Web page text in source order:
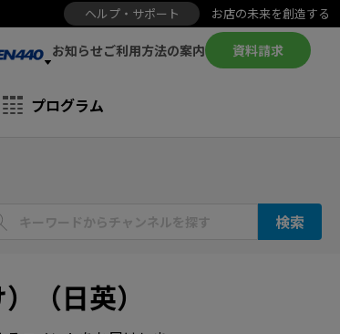
ヘルプ・サポート お店の未来を創造する
お知らせご利用方法の案内 資料請求
プログラム
検索
（日英）